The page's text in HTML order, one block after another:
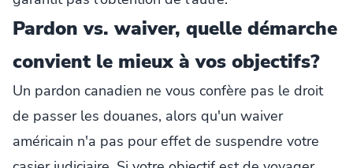
Pardon vs. waiver, quelle démarche
convient le mieux à vos objectifs?
Un pardon canadien ne vous confère pas le droit
de passer les douanes, alors qu'un waiver
américain n'a pas pour effet de suspendre votre